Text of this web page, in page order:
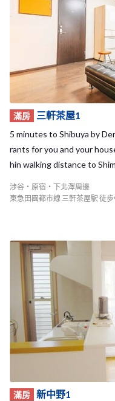
滿房 三軒茶屋1
5 minutes to Shibuya by
rants for you and your
hin walking distance to
涉谷・原宿・下北澤周邊
東急田園都市線 三軒茶屋駅 徒
滿房 新中野1